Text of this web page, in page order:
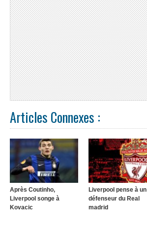
Articles Connexes :
Après Coutinho,
Liverpool songe à
Kovacic
Liverpool pense à un
défenseur du Real
madrid